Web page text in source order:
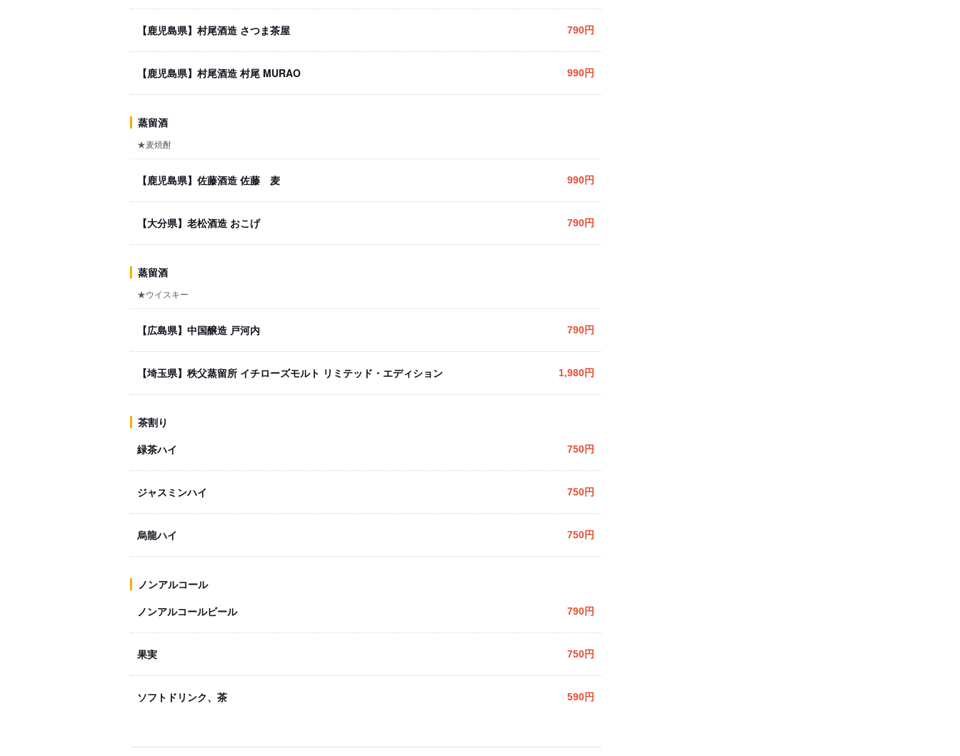
【鹿児島県】村尾酒造 さつま茶屋 790円
【鹿児島県】村尾酒造 村尾 MURAO 990円
蒸留酒
★麦焼酎
【鹿児島県】佐藤酒造 佐藤 麦 990円
【大分県】老松酒造 おこげ 790円
蒸留酒
★ウイスキー
【広島県】中国醸造 戸河内 790円
【埼玉県】秩父蒸留所 イチローズモルト リミテッド・エディション 1,980円
茶割り
緑茶ハイ
750円
ジャスミンハイ 750円
烏龍ハイ 750円
ノンアルコール
ノンアルコールビール
790円
果実 750円
ソフトドリンク、茶 590円